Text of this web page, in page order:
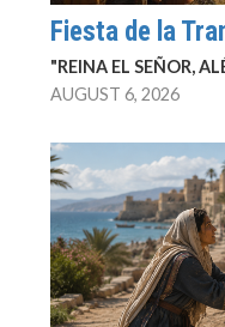
Fiesta de la
"REINA EL SEÑOR,
AUGUST 6, 2026